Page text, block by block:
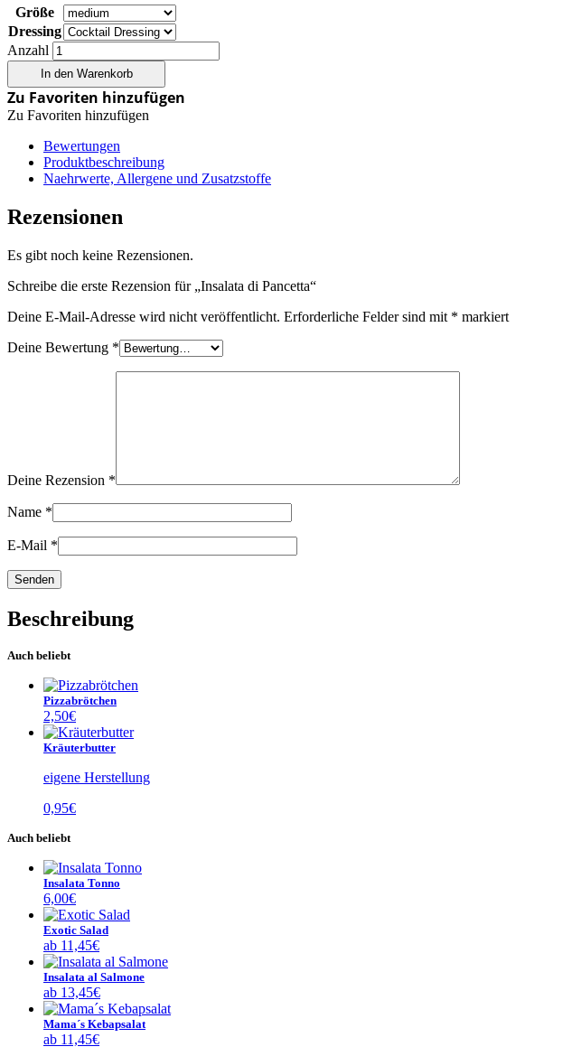
Größe
Dressing
Anzahl
In den Warenkorb
Zu Favoriten hinzufügen
Zu Favoriten hinzufügen
Bewertungen
Produktbeschreibung
Naehrwerte, Allergene und Zusatzstoffe
Rezensionen
Es gibt noch keine Rezensionen.
Schreibe die erste Rezension für „Insalata di Pancetta“
Deine E-Mail-Adresse wird nicht veröffentlicht. Erforderliche Felder sind mit * markiert
Deine Bewertung *
Deine Rezension *
Name *
E-Mail *
Beschreibung
Auch beliebt
Pizzabrötchen
2,50€
Kräuterbutter
eigene Herstellung
0,95€
Auch beliebt
Insalata Tonno
6,00€
Exotic Salad
ab 11,45€
Insalata al Salmone
ab 13,45€
Mama´s Kebapsalat
ab 11,45€